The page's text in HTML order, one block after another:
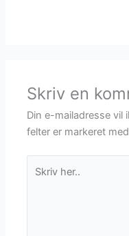
Skriv en
Din e-mailadresse vil
felter er markeret med
her..